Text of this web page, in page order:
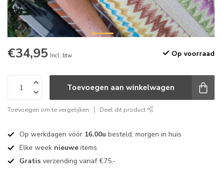
€34,95 Incl. btw Op voorraad
Toevoegen aan winkelwagen
Toevoegen om te vergelijken Deel dit product
Op werkdagen vóór 16.00u besteld, morgen in huis
Elke week nieuwe items
Gratis verzending vanaf €75,-